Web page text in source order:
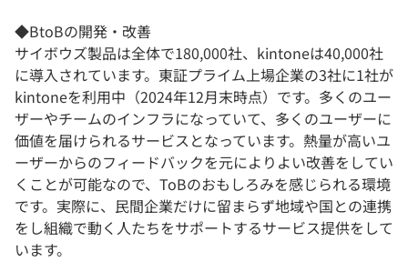
◆BtoBの開発・改善
サイボウズ製品は全体で180,000社、kintoneは40,000社
に導入されています。東証プライム上場企業の3社に1社が
kintoneを利用中（2024年12月末時点）です。多くのユー
ザーやチームのインフラになっていて、多くのユーザーに
価値を届けられるサービスとなっています。熱量が高いユ
ーザーからのフィードバックを元によりよい改善をしてい
くことが可能なので、ToBのおもしろみを感じられる環境
です。実際に、民間企業だけに留まらず地域や国との連携
をし組織で動く人たちをサポートするサービス提供をして
います。